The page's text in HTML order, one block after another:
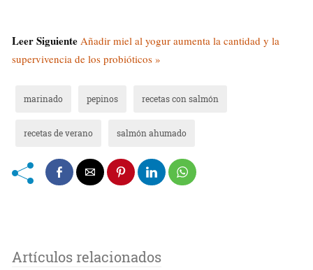
Leer Siguiente Añadir miel al yogur aumenta la cantidad y la
supervivencia de los probióticos »
marinado pepinos recetas con salmón
recetas de verano salmón ahumado
Artículos relacionados